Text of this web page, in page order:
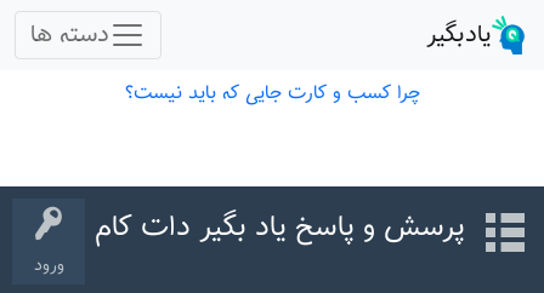
ورود
پرسش و پاسخ یاد بگیر دات کام